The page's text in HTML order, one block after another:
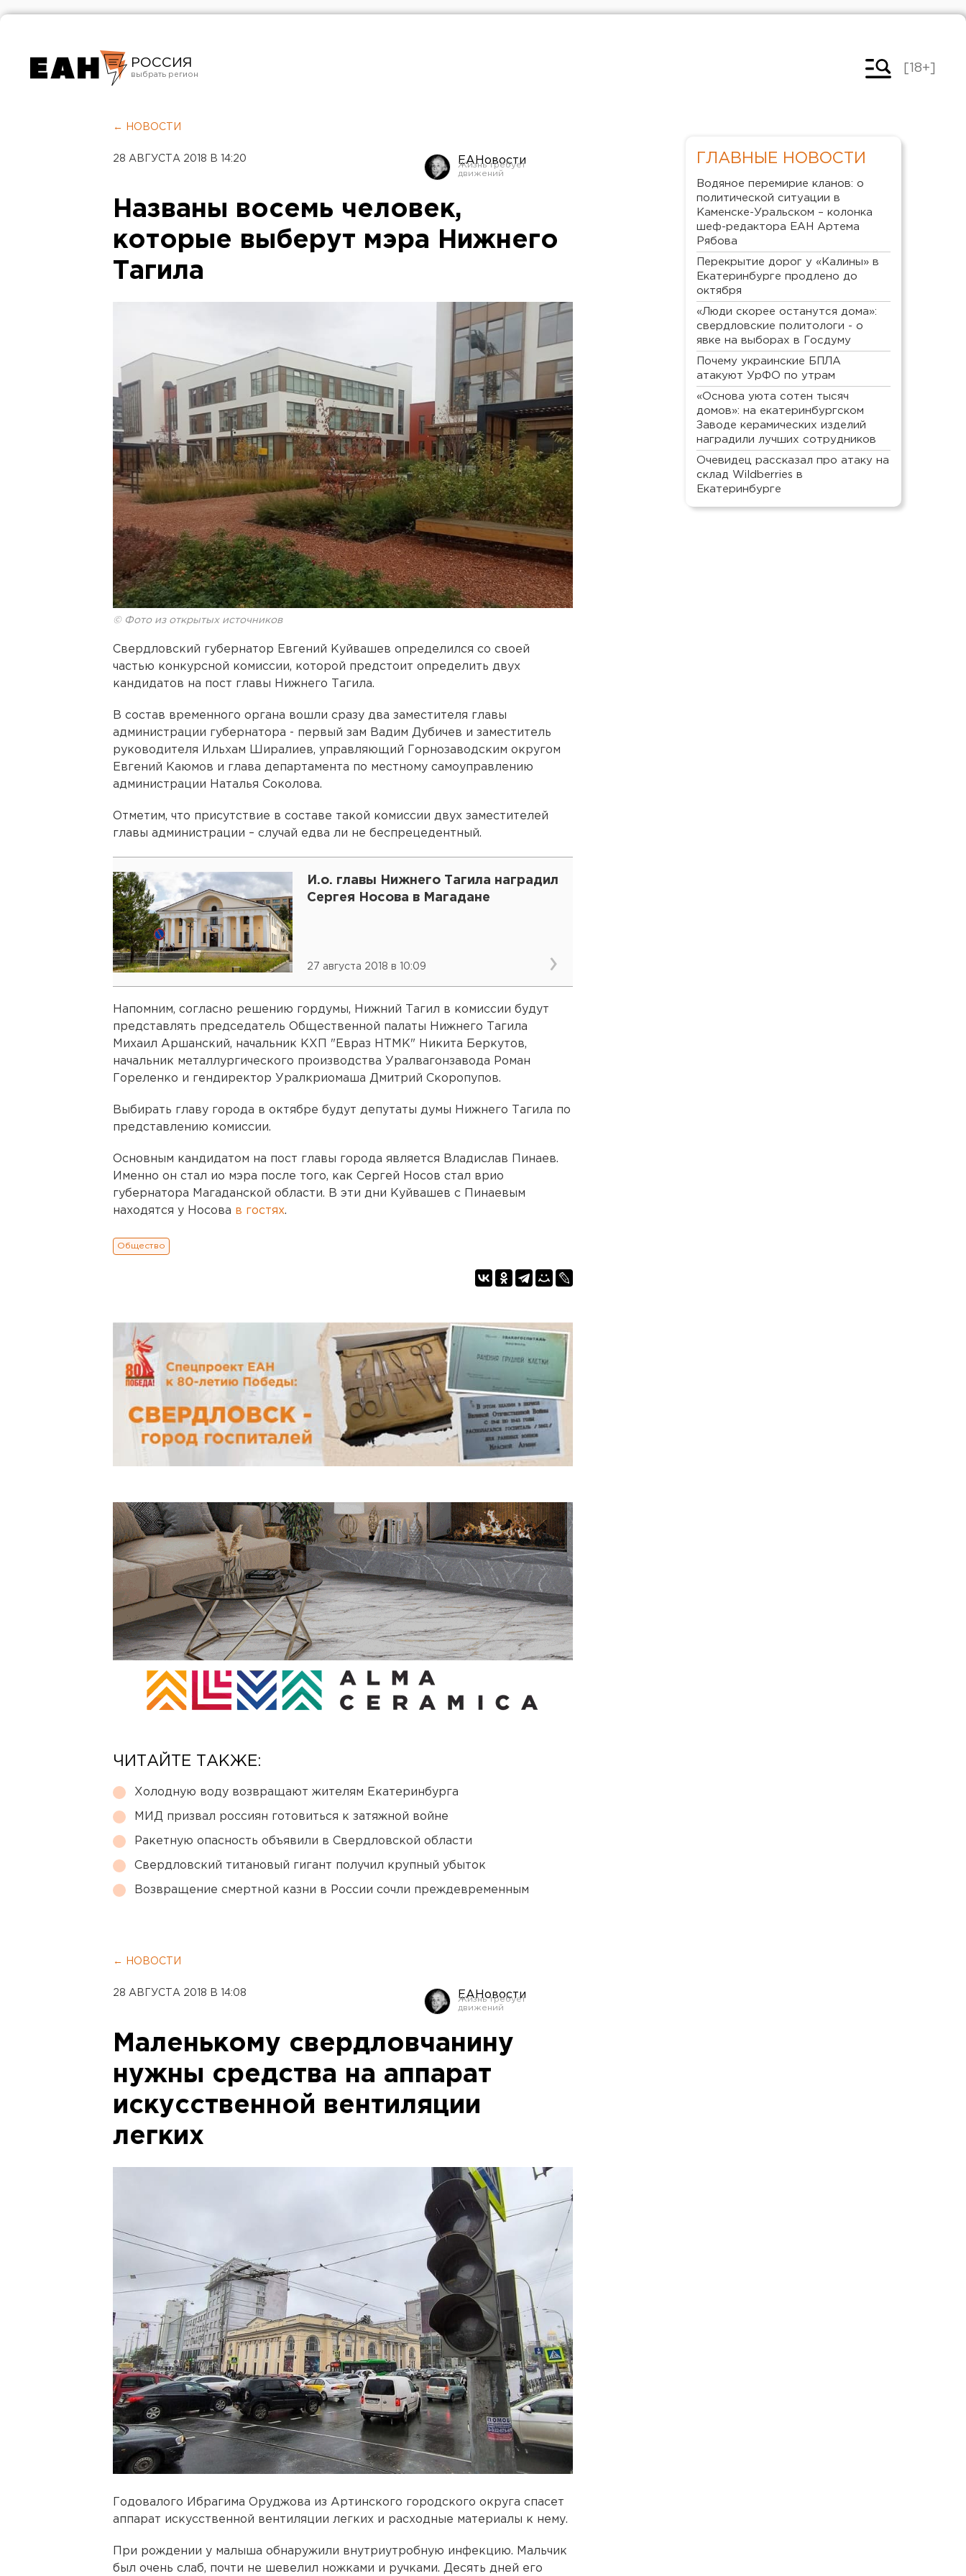
РОССИЯ
Челябинск
[18+]
← НОВОСТИ
28 АВГУСТА 2018 В 14:20 ЕАНовости
Названы восемь человек,
которые выберут мэра Нижнего
Тагила
© Фото из открытых источников
Свердловский губернатор Евгений Куйвашев определился со своей
частью конкурсной комиссии, которой предстоит определить двух
кандидатов на пост главы Нижнего Тагила.
В состав временного органа вошли сразу два заместителя главы
администрации губернатора - первый зам Вадим Дубичев и заместитель
руководителя Ильхам Ширалиев, управляющий Горнозаводским округом
Евгений Каюмов и глава департамента по местному самоуправлению
администрации Наталья Соколова.
Отметим, что присутствие в составе такой комиссии двух заместителей
главы администрации – случай едва ли не беспрецедентный.
И.о. главы Нижнего Тагила наградил
Сергея Носова в Магадане
27 августа 2018 в 10:09
Напомним, согласно решению гордумы, Нижний Тагил в комиссии будут
представлять председатель Общественной палаты Нижнего Тагила
Михаил Аршанский, начальник КХП "Евраз НТМК" Никита Беркутов,
начальник металлургического производства Уралвагонзавода Роман
Гореленко и гендиректор Уралкриомаша Дмитрий Скоропупов.
Выбирать главу города в октябре будут депутаты думы Нижнего Тагила по
представлению комиссии.
Основным кандидатом на пост главы города является Владислав Пинаев.
Именно он стал ио мэра после того, как Сергей Носов стал врио
губернатора Магаданской области. В эти дни Куйвашев с Пинаевым
находятся у Носова в гостях.
Общество
ЧИТАЙТЕ ТАКЖЕ:
Холодную воду возвращают жителям Екатеринбурга
МИД призвал россиян готовиться к затяжной войне
Ракетную опасность объявили в Свердловской области
Свердловский титановый гигант получил крупный убыток
Возвращение смертной казни в России сочли преждевременным
← НОВОСТИ
28 АВГУСТА 2018 В 14:08 ЕАНовости
Маленькому свердловчанину
нужны средства на аппарат
искусственной вентиляции
легких
Годовалого Ибрагима Оруджова из Артинского городского округа спасет
аппарат искусственной вентиляции легких и расходные материалы к нему.
При рождении у малыша обнаружили внутриутробную инфекцию. Мальчик
был очень слаб, почти не шевелил ножками и ручками. Десять дней его
ГЛАВНЫЕ НОВОСТИ
Водяное перемирие кланов: о
политической ситуации в
Каменске-Уральском – колонка
шеф-редактора ЕАН Артема
Рябова
Перекрытие дорог у «Калины» в
Екатеринбурге продлено до
октября
«Люди скорее останутся дома»:
свердловские политологи - о
явке на выборах в Госдуму
Почему украинские БПЛА
атакуют УрФО по утрам
«Основа уюта сотен тысяч
домов»: на екатеринбургском
Заводе керамических изделий
наградили лучших сотрудников
Очевидец рассказал про атаку на
склад Wildberries в
Екатеринбурге